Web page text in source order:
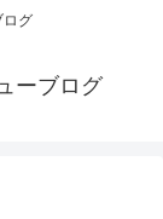
ログ
ーブログ